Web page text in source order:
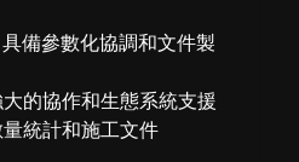
備參數化協調和文件製
的協作和生態系統支援
統計和施工文件